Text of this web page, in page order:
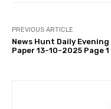
PREVIOUS ARTICLE
News Hunt Daily Evening
Paper 13-10-2025 Page 1